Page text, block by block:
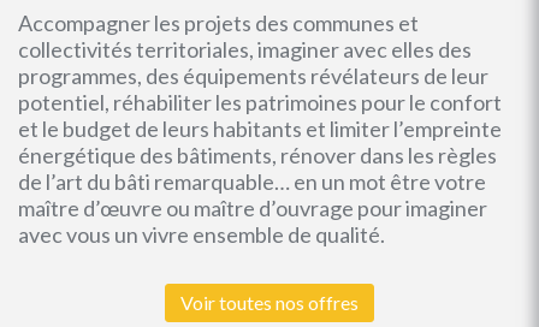
Accompagner les projets des communes et
collectivités territoriales, imaginer avec elles des
programmes, des équipements révélateurs de leur
potentiel, réhabiliter les patrimoines pour le confort
et le budget de leurs habitants et limiter l’empreinte
énergétique des bâtiments, rénover dans les règles
de l’art du bâti remarquable… en un mot être votre
maître d’œuvre ou maître d’ouvrage pour imaginer
avec vous un vivre ensemble de qualité.
Voir toutes nos offres